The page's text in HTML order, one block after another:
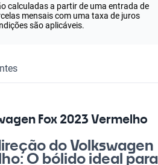
calculadas a partir de uma entrada de
mensais com uma taxa de juros
são aplicáveis.
Fox 2023 Vermelho
do Volkswagen
O bólido ideal para